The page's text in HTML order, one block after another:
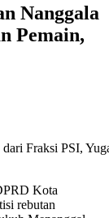
Nanggala
Pemain,
Fraksi PSI,
Kota
rebutan